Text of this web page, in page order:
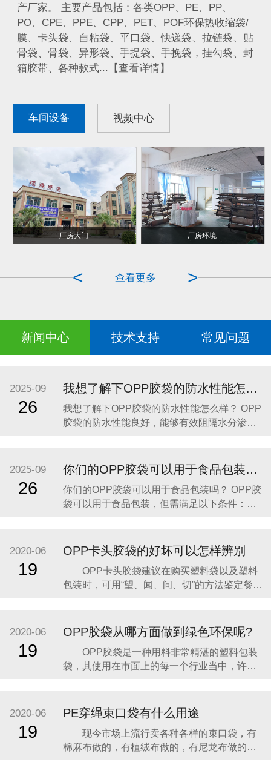
产厂家。 主要产品包括：各类OPP、PE、PP、
PO、CPE、PPE、CPP、PET、POF环保热收缩袋/
膜、卡头袋、自粘袋、平口袋、快递袋、拉链袋、贴
骨袋、骨袋、异形袋、手提袋、手挽袋，挂勾袋、封
箱胶带、各种款式...【查看详情】
车间设备 视频中心
厂房大门 厂房环境
>
查看更多
<
POF热收缩包装 手提袋对折烫边成型
新闻中心 技术支持 常见问题
2025-09
26
我想了解下OPP胶袋的防水性能怎么样？
我想了解下OPP胶袋的防水性能怎么样？ OPP
胶袋的防水性能良好，能够有效阻隔水分渗
由聚丙烯薄膜制成，这种材料具有天然的抗水
性，水分不易渗透，能够为内装物品提供可靠
的防水保护。 实际应用表现： 防潮防水：OPP
胶袋
2025-09
26
你们的OPP胶袋可以用于食品包装吗？
你们的OPP胶袋可以用于食品包装吗？ OPP胶
袋可以用于食品包装，但需满足以下条件：
透明度，能清晰展示食品外观，提升消费者购
买欲望。 密封性强：新型OPP膜的密封性是传
统膜的一倍以上，可有效阻隔空气、灰尘和湿
2020-06
19
OPP卡头胶袋的好坏可以怎样辨别
OPP卡头胶袋建议在购买塑料袋以及塑料
包装时，可用“望、闻、问、切”的方法鉴定餐用
以免引发意外；其次是看商品标签上是否有QS
标志，这是对接触食物的塑料制品的国家标准
认证，观察产品时，及格商品绝不会出现透光
性差或
2020-06
19
OPP胶袋从哪方面做到绿色环保呢?
OPP胶袋是一种用料非常精湛的塑料包装
袋，其使用在市面上的每一个行业当中，许多
胶袋环保性能就必须要重视了，如果做不好，
那么多的塑料一下子被浪费掉，会导致环境巨
大污染的，长期这样使用，对整个地球的生态
环境造成了
2020-06
19
PE穿绳束口袋有什么用途
现今市场上流行卖各种各样的束口袋，有
棉麻布做的，有植绒布做的，有尼龙布做的等